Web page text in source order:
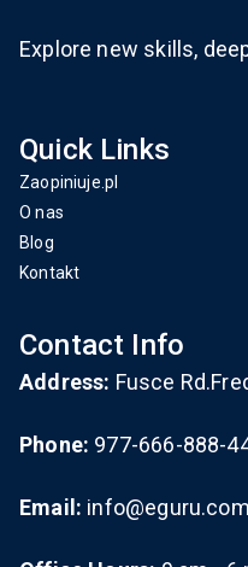
Explore new skills,
Quick Links
Zaopiniuje.pl
O nas
Blog
Kontakt
Contact Info
Address: Fusce
Phone: 977-666-888-
Email: info@eguru.com